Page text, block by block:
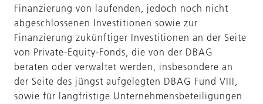
Finanzierung von laufenden, jedoch noch nicht
abgeschlossenen Investitionen sowie zur
Finanzierung zukünftiger Investitionen an der Seite
von Private-Equity-Fonds, die von der DBAG
beraten oder verwaltet werden, insbesondere an
der Seite des jüngst aufgelegten DBAG Fund VIII,
sowie für langfristige Unternehmens­beteiligungen